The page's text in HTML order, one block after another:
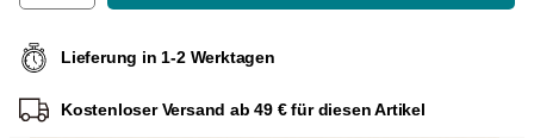
Lieferung in 1-2 Werktagen
Kostenloser Versand ab 49 € für diesen Artikel